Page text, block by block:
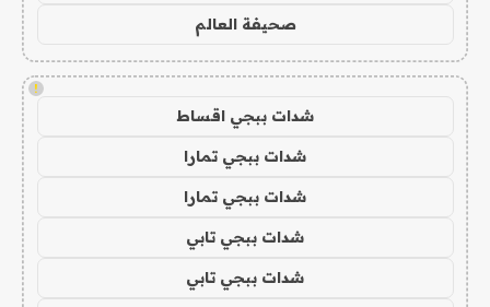
صحيفة العالم
!
شدات ببجي اقساط
شدات ببجي تمارا
شدات ببجي تمارا
شدات ببجي تابي
شدات ببجي تابي